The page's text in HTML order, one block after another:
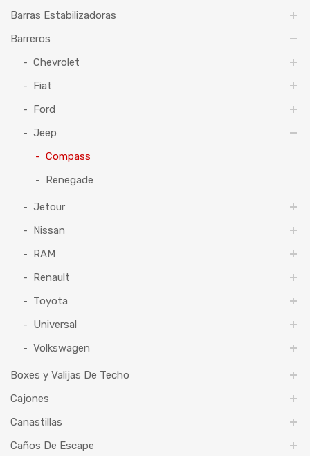
Barras Estabilizadoras
Barreros
Chevrolet
Fiat
Ford
Jeep
Compass
Renegade
Jetour
Nissan
RAM
Renault
Toyota
Universal
Volkswagen
Boxes y Valijas De Techo
Cajones
Canastillas
Caños De Escape